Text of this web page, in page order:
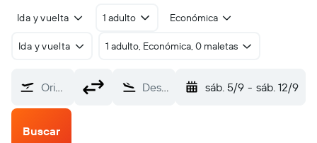
Ida y vuelta 1 adulto Económica
Ida y vuelta 1 adulto, Económica, 0 maletas
Origen Destino sáb. 5/9 - sáb. 12/9
Buscar